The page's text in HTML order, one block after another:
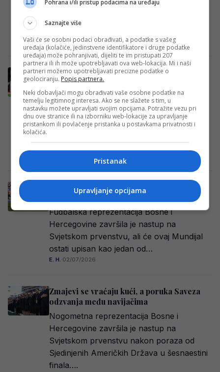
a večeras ćemo saznati i posljednja dva
učesnika polufinala. Nakon što su svoje
E. H.·11/07/2026 ·FOTO: X
Večeras se traže još dva četvrtfinalista
Mundijala: Mogu li Norveška i Meksiko
šokirati favorite?
Nokaut faza Svjetskog prvenstva nastavlja
se večeras, a pred nama su dva izuzetno
još…
ZMAJEVI IZNAD SRBIJE! Detalj sa
Svjetskog prvenstva o kojem bruji region
Fudbalska reprezentacija Bosne i
Hercegovine završila je nastup na
Svjetskom prvenstvu, ali će ovaj Mundijal
ostati upisan kao jedan od…
E. H.·02/07/2026
Zmajevi se vraćaju kući, a poruka Saveza
odzvanja među navijačima
Nogometna reprezentacija Bosne i
Hercegovine završila je nastup na
Svjetskom prvenstvu nakon poraza od
Sjedinjenih Američkih Država u šesnaestini
finala….
Pohrana i/ili pristup podacima na uređaju
Saznajte više
Vaši će se osobni podaci obrađivati, a podatke s vašeg
uređaja (kolačiće, jedinstvene identifikatore i druge podatke
uređaja) može pohranjivati, dijeliti te im pristupati 207
partnera ili ih može upotrebljavati ova web-lokacija. Mi i naši
partneri možemo upotrebljavati precizne podatke o
geolociranju. Popis partnera.
Neki dobavljači mogu obrađivati vaše osobne podatke na
temelju legitimnog interesa. Ako se ne slažete s tim, u
nastavku možete upravljati svojim opcijama. Potražite vezu pri
dnu ove stranice ili na izborniku web-lokacije za upravljanje
pristankom ili povlačenje pristanka u postavkama privatnosti i
kolačića.
Pristanak
Upravljanje opcijama